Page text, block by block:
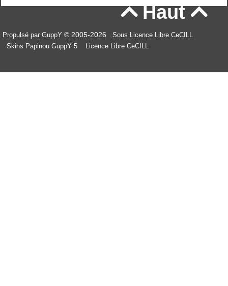
Haut
Propulsé par GuppY © 2005-2026
Sous Licence Libre CeCILL
Skins Papinou GuppY 5
Licence Libre CeCILL